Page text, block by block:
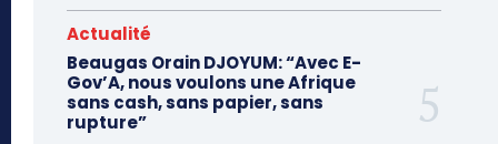
Actualité
Beaugas Orain DJOYUM: “Avec E-
Gov’A, nous voulons une Afrique
sans cash, sans papier, sans
rupture”